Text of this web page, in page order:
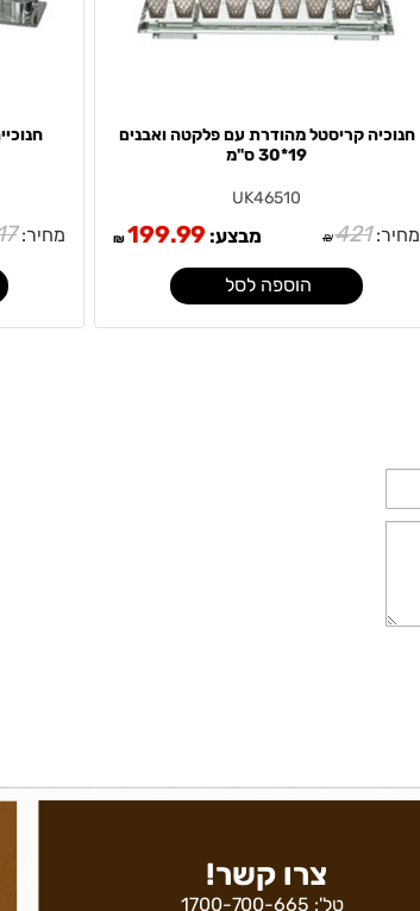
חנוכיה קריסטל מהודרת עם פלקטה ואבנים
19*30 ס"מ
UK46510
מחיר: ₪421 מבצע: ₪199.99
הוספה לסל
מחיר:
צרו קשר!
טל': 1700-700-665